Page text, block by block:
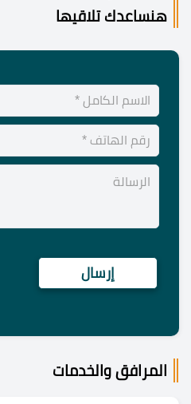
هنساعدك تلاقيها
المرافق والخدمات